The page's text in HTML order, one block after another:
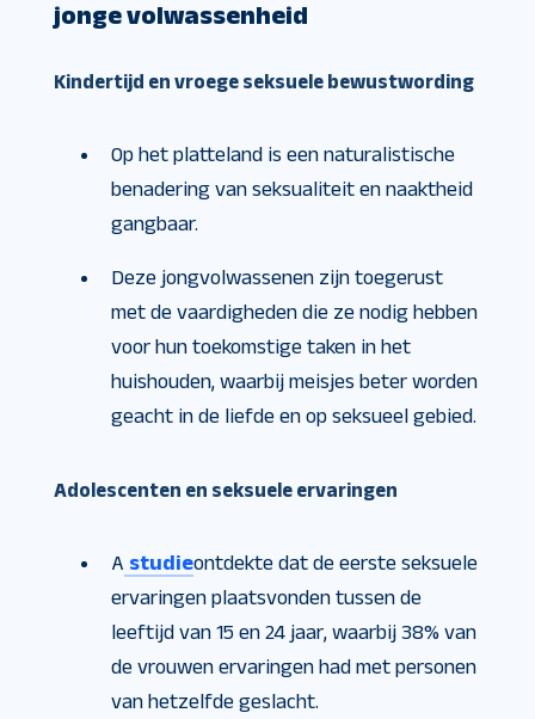
jonge volwassenheid
Kindertijd en vroege seksuele bewustwording
Op het platteland is een naturalistische
benadering van seksualiteit en naaktheid
gangbaar.
Deze jongvolwassenen zijn toegerust
met de vaardigheden die ze nodig hebben
voor hun toekomstige taken in het
huishouden, waarbij meisjes beter worden
geacht in de liefde en op seksueel gebied.
Adolescenten en seksuele ervaringen
A studieontdekte dat de eerste seksuele
ervaringen plaatsvonden tussen de
leeftijd van 15 en 24 jaar, waarbij 38% van
de vrouwen ervaringen had met personen
van hetzelfde geslacht.